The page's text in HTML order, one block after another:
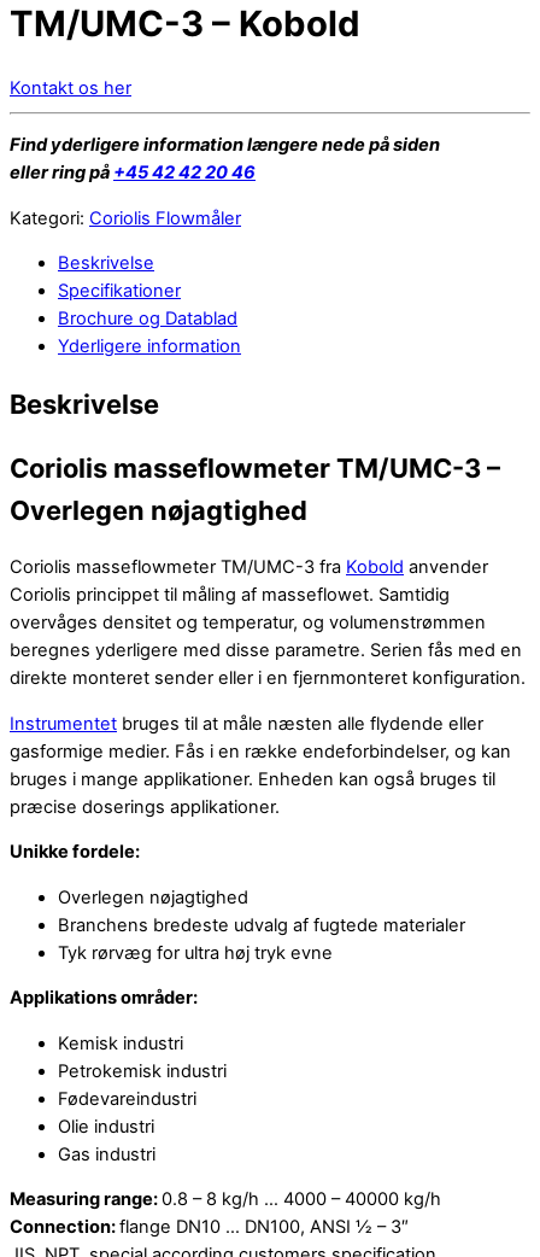
TM/UMC-3 – Kobold
Kontakt os her
Find yderligere information længere nede på siden
eller ring på +45 42 42 20 46
Kategori: Coriolis Flowmåler
Beskrivelse
Specifikationer
Brochure og Datablad
Yderligere information
Beskrivelse
Coriolis masseflowmeter TM/UMC-3 –
Overlegen nøjagtighed
Coriolis masseflowmeter TM/UMC-3 fra Kobold anvender
Coriolis princippet til måling af masseflowet. Samtidig
overvåges densitet og temperatur, og volumenstrømmen
beregnes yderligere med disse parametre. Serien fås med en
direkte monteret sender eller i en fjernmonteret konfiguration.
Instrumentet bruges til at måle næsten alle flydende eller
gasformige medier. Fås i en række endeforbindelser, og kan
bruges i mange applikationer. Enheden kan også bruges til
præcise doserings applikationer.
Unikke fordele:
Overlegen nøjagtighed
Branchens bredeste udvalg af fugtede materialer
Tyk rørvæg for ultra høj tryk evne
Applikations områder:
Kemisk industri
Petrokemisk industri
Fødevareindustri
Olie industri
Gas industri
Measuring range:0.8 – 8 kg/h … 4000 – 40000 kg/h
Connection:flange DN10 … DN100, ANSI ½ – 3″